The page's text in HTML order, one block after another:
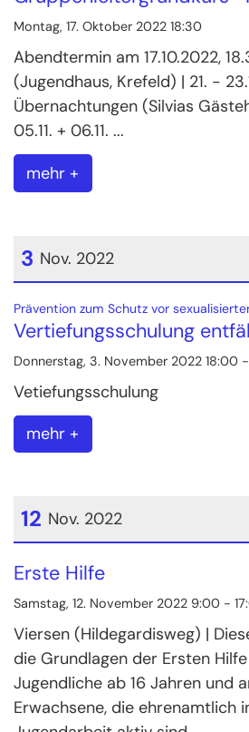
Montag, 17. Oktober 2022 18:30
Abendtermin am 17.10.2022,
(Jugendhaus, Krefeld) | 21. -
Übernachtungen (Silvias
05.11. + 06.11. ...
mehr +
3 Nov. 2022
Datum: 3. November 2022
Prävention zum Schutz vor
Vertiefungsschulung
Donnerstag, 3. November 2022 18:00
Vetiefungsschulung
mehr +
12 Nov. 2022
Datum: 12. November 2022
Erste Hilfe
Samstag, 12. November 2022 9:00 -
Viersen (Hildegardisweg) |
die Grundlagen der Ersten
Jugendliche ab 16 Jahren und
Erwachsene, die ehrenamtlich